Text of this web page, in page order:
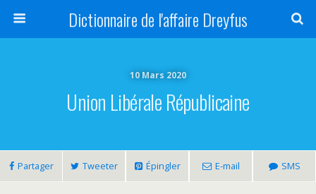
Dictionnaire de l'affaire Dreyfus
10 Mars 2020
Union Libérale Républicaine
Partager Tweeter Épingler E-mail SMS